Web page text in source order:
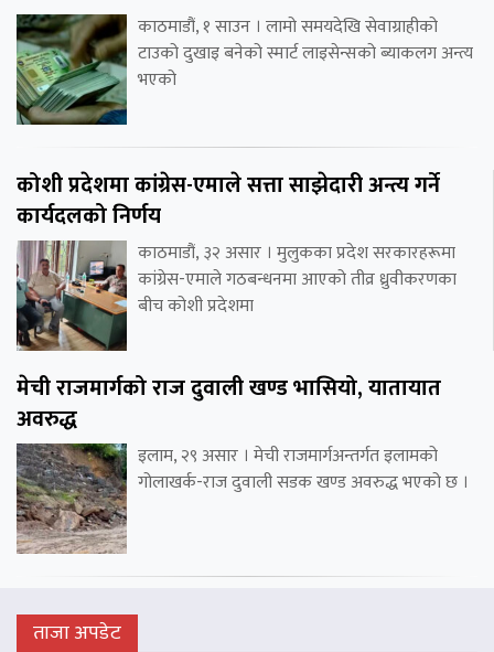
काठमाडौं, १ साउन । लामो समयदेखि सेवाग्राहीको
टाउको दुखाइ बनेको स्मार्ट लाइसेन्सको ब्याकलग अन्त्य
भएको
कोशी प्रदेशमा कांग्रेस-एमाले सत्ता साझेदारी अन्त्य गर्ने
कार्यदलको निर्णय
काठमाडौं, ३२ असार । मुलुकका प्रदेश सरकारहरूमा
कांग्रेस-एमाले गठबन्धनमा आएको तीव्र ध्रुवीकरणका
बीच कोशी प्रदेशमा
मेची राजमार्गको राज दुवाली खण्ड भासियो, यातायात
अवरुद्ध
इलाम, २९ असार । मेची राजमार्गअन्तर्गत इलामको
गोलाखर्क-राज दुवाली सडक खण्ड अवरुद्ध भएको छ ।
ताजा अपडेट